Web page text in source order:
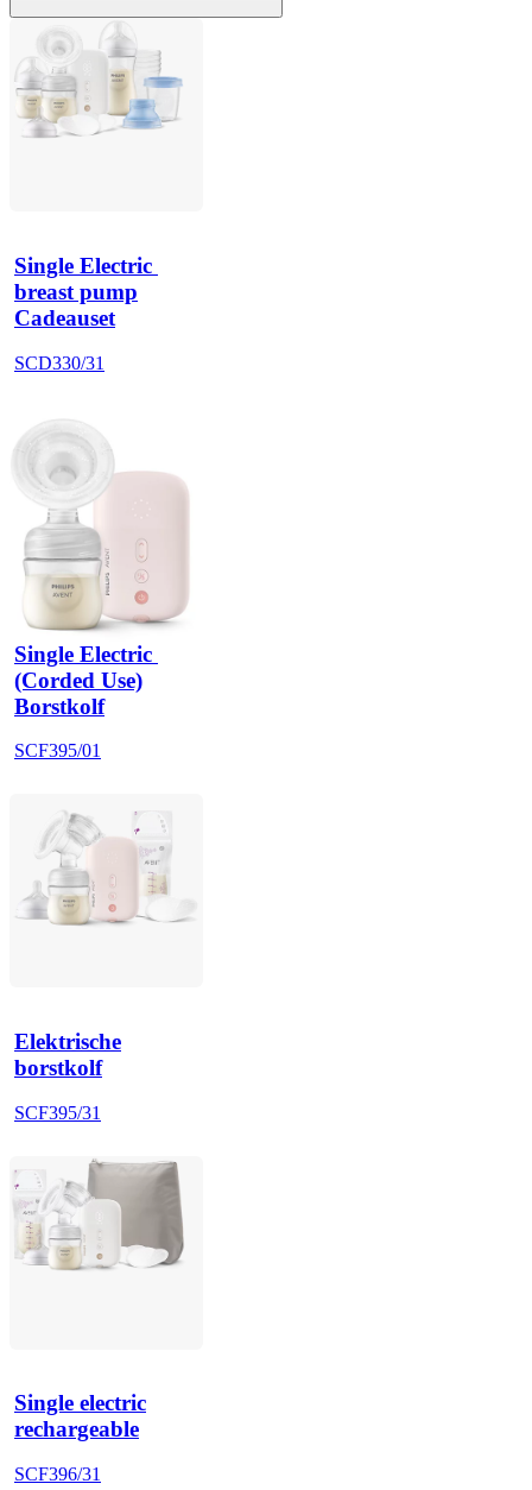
Single Electric
breast pump
Cadeauset
SCD330/31
Single Electric
(Corded Use)
Borstkolf
SCF395/01
Elektrische
borstkolf
SCF395/31
Single electric
rechargeable
SCF396/31